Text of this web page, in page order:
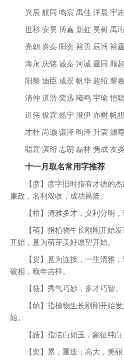
兴辰 航同 鸣宸 禹佳 洋晨 宇
世杉 安昊 博嘉 新虹 昊树 禹
亮朝 炎秦 阳奕 裕勇 辰博 裕霆
海永 庆铭 诚秦 河诚 霆同 顺超
阳黎 迪臣 成景 帆华 超绍 黎
清仲 道浩 奕迅 曦鸣 宇瑜 恺
道伟 俊霆 然宁 澄伊 亦树 帆祖
才杜 尚灏 谦泽 昀泽 升震 源
聪霆 滨珩 志朗 磊林 隽成 友炎
十一月取名常用字推荐
【彦】彦字旧时指有才德的杰
廉政，名利双收，成功昌隆。
【梧】清雅多才，义利分明，
【萌】指植物生长刚刚开始发
开始，意为萌芽美好愿望开始。
【贯】意为连接，一生清雅，
破相，晚年吉样。
【筱】秀气巧妙，多才巧智。
【萌】指植物生长刚刚开始发
始。
【皓】指洁白如玉，象征纯白
【奕】累，重迭；高大，美丽